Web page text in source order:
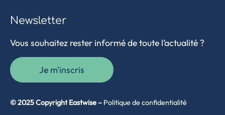
Newsletter
Vous souhaitez rester informé de toute l’actualité ?
Je m'inscris
© 2025 Copyright Eastwise – Politique de confidentialité